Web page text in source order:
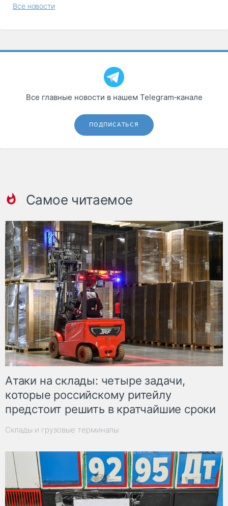
автохимия
Все новости
Все главные новости в нашем Telegram‑канале
ПОДПИСАТЬСЯ
Самое читаемое
Атаки на склады: четыре задачи,
которые российскому ритейлу
предстоит решить в кратчайшие сроки
Склады и грузовые терминалы